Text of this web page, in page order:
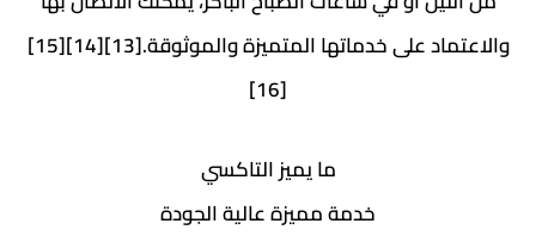
والاعتماد على خدماتها المتميزة والموثوقة.[13][14][15]
[16]
ما يميز التاكسي
خدمة مميزة عالية الجودة